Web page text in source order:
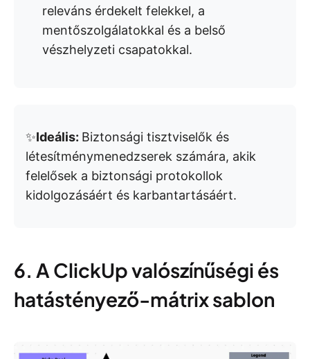
releváns érdekelt felekkel, a
mentőszolgálatokkal és a belső
vészhelyzeti csapatokkal.
✨Ideális: Biztonsági tisztviselők és
létesítménymenedzserek számára, akik
felelősek a biztonsági protokollok
kidolgozásáért és karbantartásáért.
6. A ClickUp valószínűségi és
hatástényező-mátrix sablon